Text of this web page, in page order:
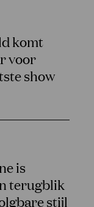
komt
voor
show
is
terugblik
stijl